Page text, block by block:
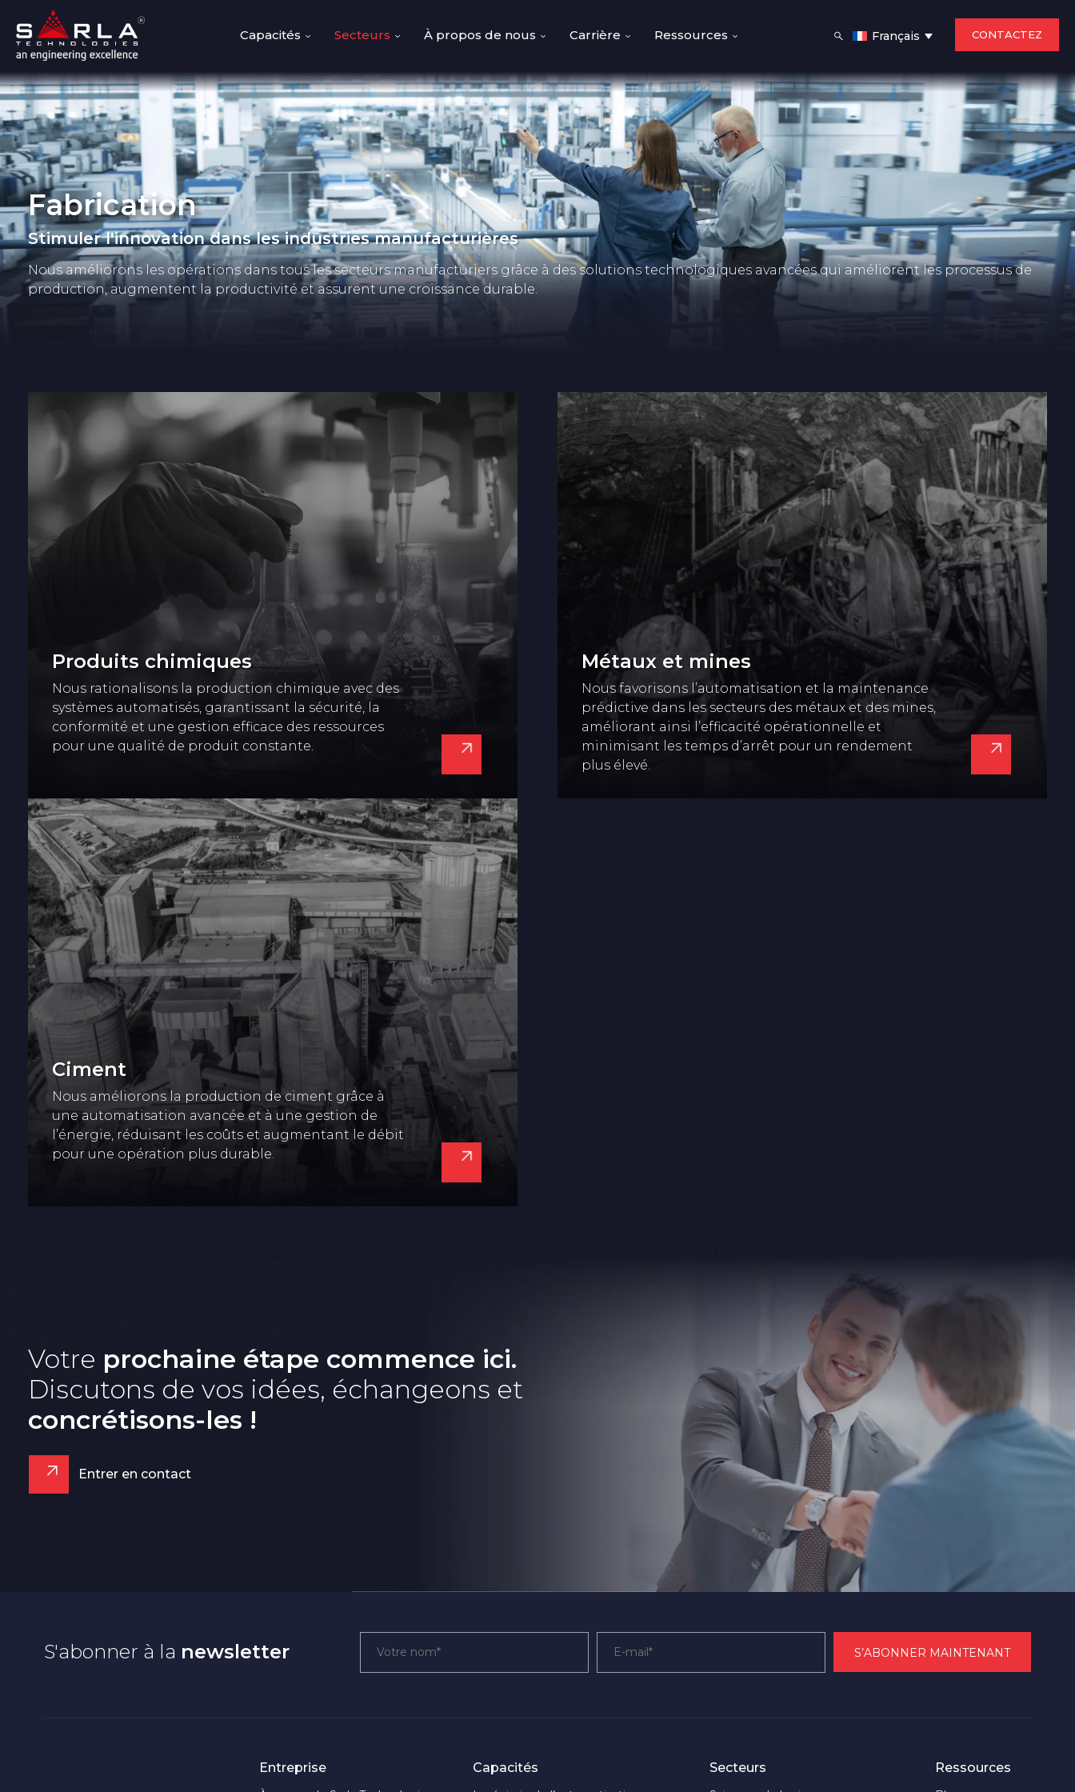
Capacités Secteurs À propos de nous Carrière Ressources Français CONTACTEZ
Fabrication
Stimuler l'innovation dans les industries manufacturières
Nous améliorons les opérations dans tous les secteurs manufacturiers grâce à des solutions technologiques avancées qui améliorent les processus de
production, augmentent la productivité et assurent une croissance durable.
Produits chimiques
Nous rationalisons la production chimique avec des
systèmes automatisés, garantissant la sécurité, la
conformité et une gestion efficace des ressources
pour une qualité de produit constante.
Métaux et mines
Nous favorisons l’automatisation et la maintenance
prédictive dans les secteurs des métaux et des mines,
améliorant ainsi l’efficacité opérationnelle et
minimisant les temps d’arrêt pour un rendement
plus élevé.
Ciment
Nous améliorons la production de ciment grâce à
une automatisation avancée et à une gestion de
l’énergie, réduisant les coûts et augmentant le débit
pour une opération plus durable.
Votre prochaine étape commence ici.
Discutons de vos idées, échangeons et
concrétisons-les !
Entrer en contact
S'abonner à la newsletter
Entreprise Capacités Secteurs Ressources